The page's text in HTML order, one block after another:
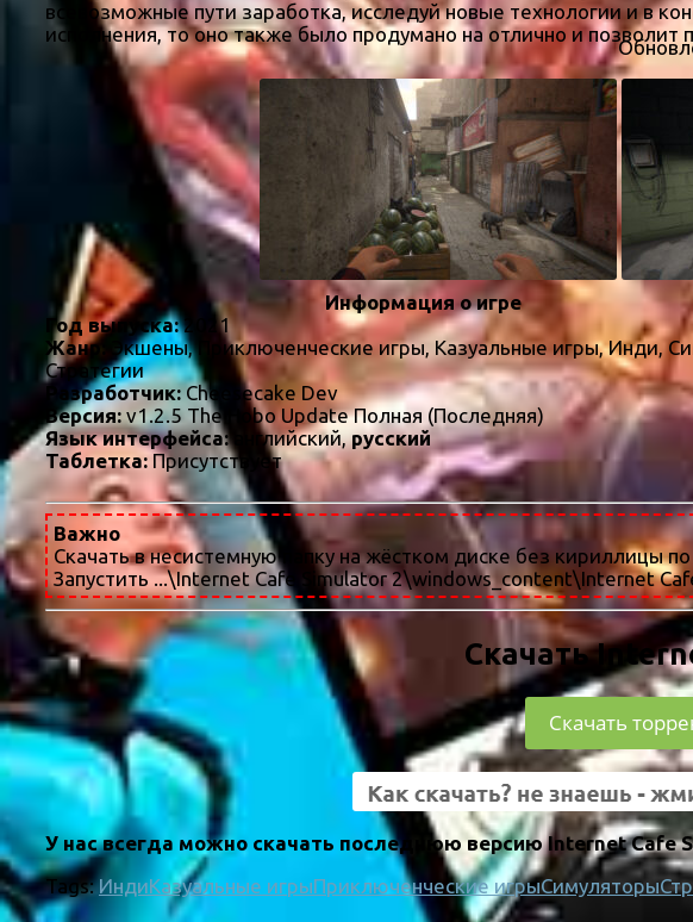
всевозможные пути заработка, исследуй новые технологии и в
исполнения, то оно также было продумано на отлично и позволит
Информация о игре
Год выпуска:2021
Жанр:
Экшены, Приключенческие игры, Казуальные игры, Инди,
Стратегии
Разработчик:Cheesecake Dev
Версия: v1.2.5 The Hobo Update Полная (Последняя)
Язык интерфейса:английский,русский
Таблетка: Присутствует
Важно
Скачать в несистемную папку на жёстком диске без кириллицы по
Запустить ...\Internet Cafe Simulator 2\windows_content\Internet
Скачать
Скачать
У нас всегда можно скачать последнюю версию Internet Cafe
Tags: ИндиКазуальные игрыПриключенческие игрыСимуляторы